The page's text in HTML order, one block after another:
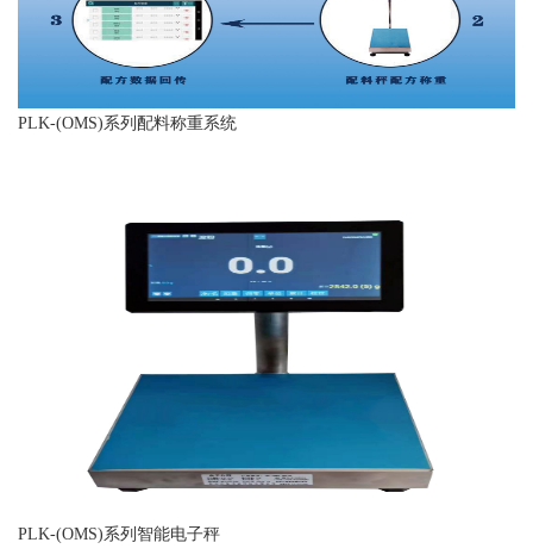
PLK-(OMS)系列配料称重系统
PLK-(OMS)系列智能电子秤